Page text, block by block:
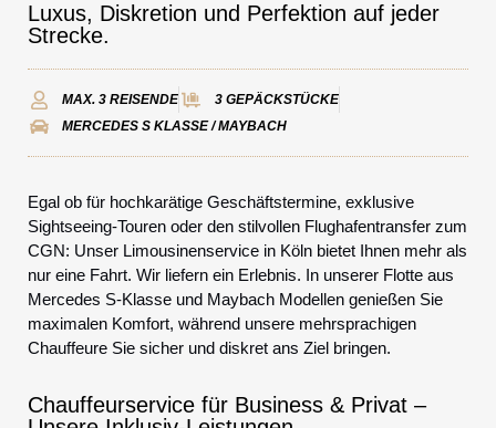
Luxus, Diskretion und Perfektion auf jeder
Strecke.
MAX. 3 REISENDE
3 GEPÄCKSTÜCKE
MERCEDES S KLASSE / MAYBACH
Egal ob für hochkarätige Geschäftstermine, exklusive
Sightseeing-Touren oder den stilvollen Flughafentransfer zum
CGN: Unser Limousinenservice in Köln bietet Ihnen mehr als
nur eine Fahrt. Wir liefern ein Erlebnis. In unserer Flotte aus
Mercedes S-Klasse und Maybach Modellen genießen Sie
maximalen Komfort, während unsere mehrsprachigen
Chauffeure Sie sicher und diskret ans Ziel bringen.
Chauffeurservice für Business & Privat –